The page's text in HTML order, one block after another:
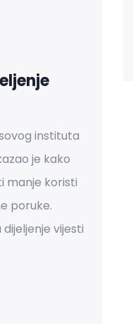
instituta
je kako
manje koristi
poruke.
vijesti